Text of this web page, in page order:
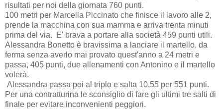
risultati per noi della giornata 760 punti.
100 metri per Marcella Piccinato che finisce il lavoro alle 2,
prende la macchina con sua mamma e arriva trenta minuti
prima del via. E' brava a portare alla società 459 punti utili.
Alessandra Bonetto è bravissima a lanciare il martello, da
ferma senza averlo mai provato quest'anno a 24 metri e
passa, 405 punti, due allenamenti con Antonino e il martello
volerà.
Alessandra passa poi al triplo e salta 10,55 per 551 punti.
Per una contratturina le sconsiglio di fare gli ultimi tre salti di
finale per evitare inconvenienti peggiori.